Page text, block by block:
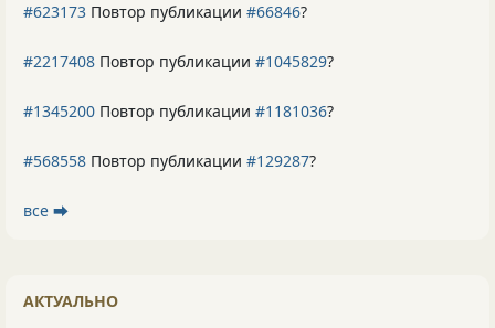
#623173 Повтор публикации #66846?
#2217408 Повтор публикации #1045829?
#1345200 Повтор публикации #1181036?
#568558 Повтор публикации #129287?
все ⮕
АКТУАЛЬНО